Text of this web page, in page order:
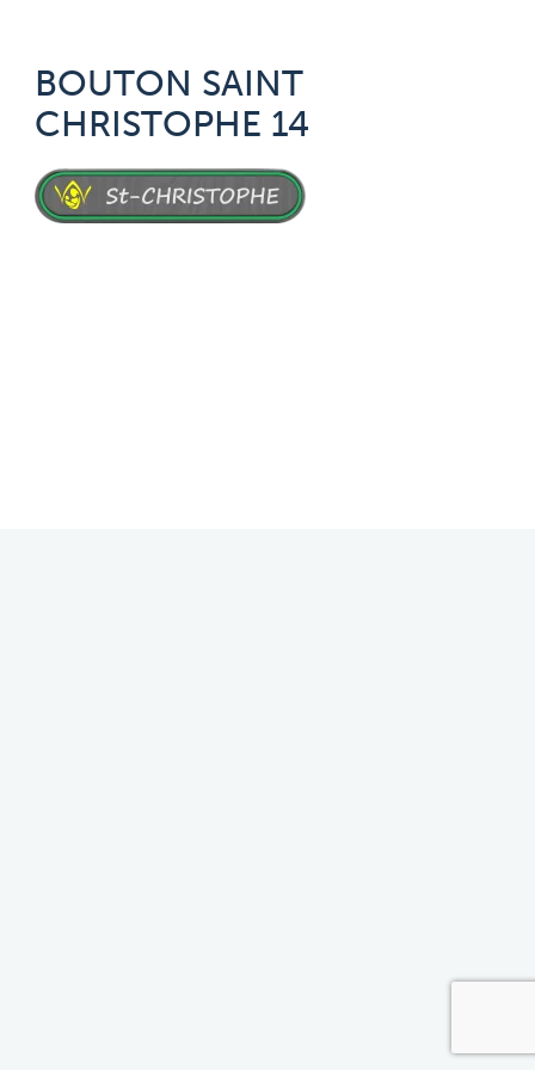
BOUTON SAINT
CHRISTOPHE 14